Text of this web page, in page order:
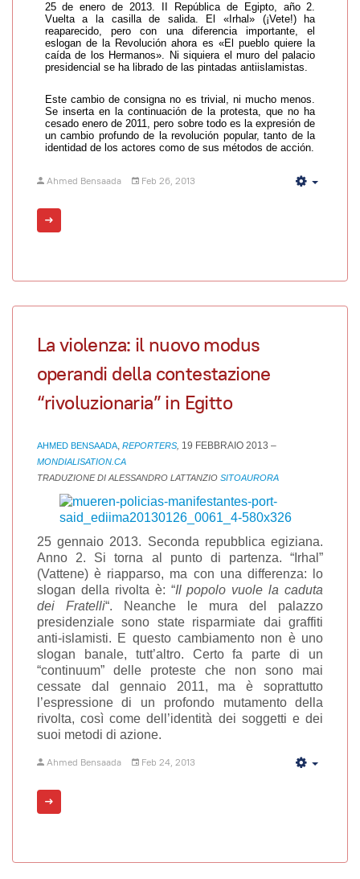
25 de enero de 2013. II República de Egipto, año 2.
Vuelta a la casilla de salida. El «Irhal» (¡Vete!) ha
reaparecido, pero con una diferencia importante, el
eslogan de la Revolución ahora es «El pueblo quiere la
caída de los Hermanos». Ni siquiera el muro del palacio
presidencial se ha librado de las pintadas antiislamistas.
Este cambio de consigna no es trivial, ni mucho menos.
Se inserta en la continuación de la protesta, que no ha
cesado enero de 2011, pero sobre todo es la expresión de
un cambio profundo de la revolución popular, tanto de la
identidad de los actores como de sus métodos de acción.
Ahmed Bensaada Feb 26, 2013
La violenza: il nuovo modus
operandi della contestazione
“rivoluzionaria” in Egitto
AHMED BENSAADA, REPORTERS, 19 FEBBRAIO 2013 –
MONDIALISATION.CA
TRADUZIONE DI ALESSANDRO LATTANZIO SITOAURORA
25 gennaio 2013. Seconda repubblica egiziana.
Anno 2. Si torna al punto di partenza. “Irhal”
(Vattene) è riapparso, ma con una differenza: lo
slogan della rivolta è: “Il popolo vuole la caduta
dei Fratelli“. Neanche le mura del palazzo
presidenziale sono state risparmiate dai graffiti
anti-islamisti. E questo cambiamento non è uno
slogan banale, tutt’altro. Certo fa parte di un
“continuum” delle proteste che non sono mai
cessate dal gennaio 2011, ma è soprattutto
l’espressione di un profondo mutamento della
rivolta, così come dell’identità dei soggetti e dei
suoi metodi di azione.
Ahmed Bensaada Feb 24, 2013